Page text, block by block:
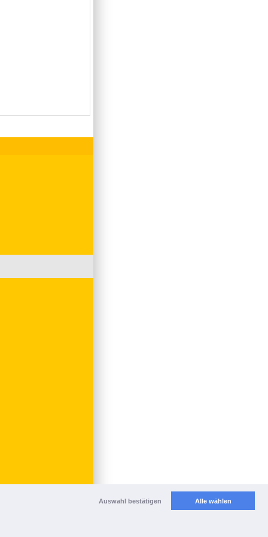
Auswahl bestätigen Alle wählen